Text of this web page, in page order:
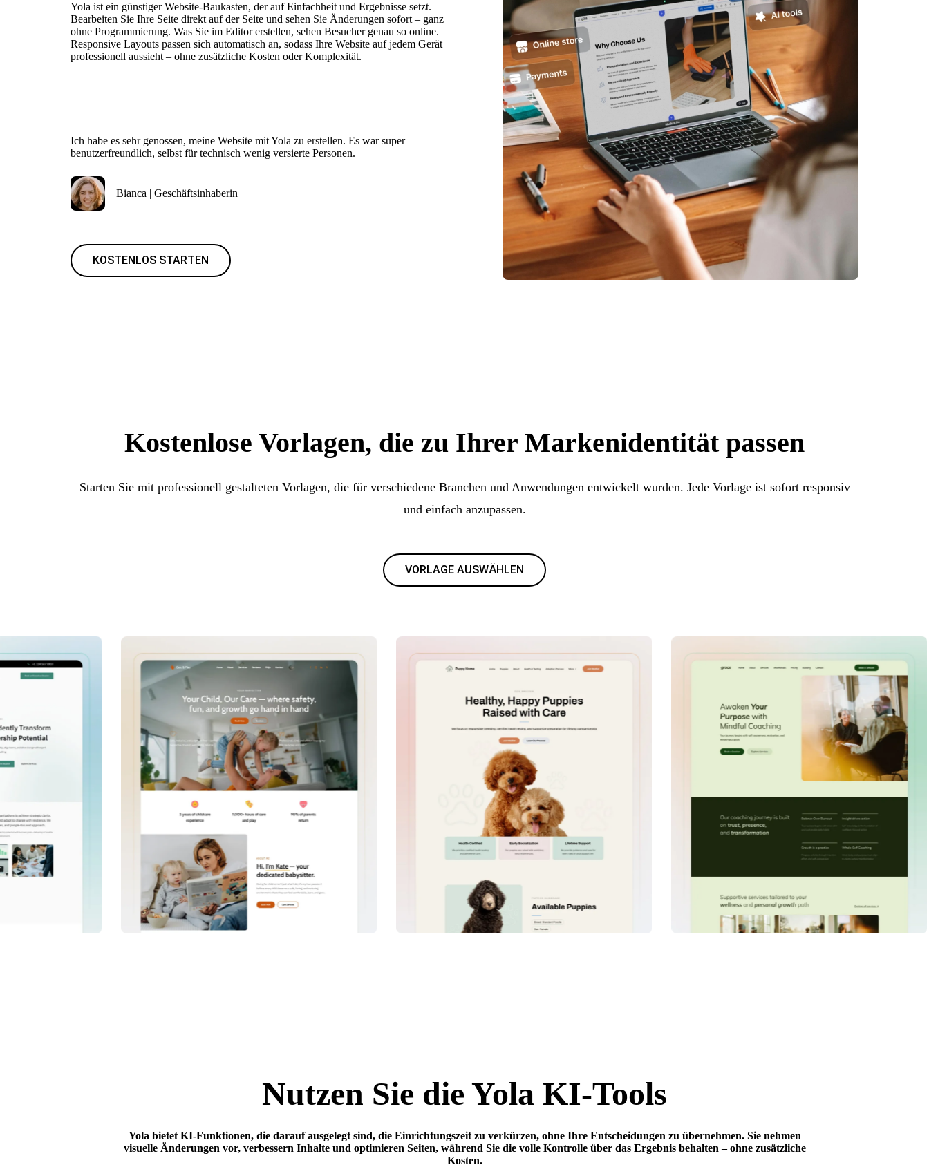
Yola ist ein günstiger Website-Baukasten, der auf Einfachheit und Ergebnisse setzt.
Bearbeiten Sie Ihre Seite direkt auf der Seite und sehen Sie Änderungen sofort – ganz
ohne Programmierung. Was Sie im Editor erstellen, sehen Besucher genau so online.
Responsive Layouts passen sich automatisch an, sodass Ihre Website auf jedem Gerät
professionell aussieht – ohne zusätzliche Kosten oder Komplexität.
Ich habe es sehr genossen, meine Website mit Yola zu erstellen. Es war super
benutzerfreundlich, selbst für technisch wenig versierte Personen.
Bianca | Geschäftsinhaberin
KOSTENLOS STARTEN
Kostenlose Vorlagen, die zu Ihrer Markenidentität passen
Starten Sie mit professionell gestalteten Vorlagen, die für verschiedene Branchen und Anwendungen entwickelt wurden. Jede Vorlage ist sofort responsiv
und einfach anzupassen.
VORLAGE AUSWÄHLEN
Nutzen Sie die Yola KI-Tools
Yola bietet KI-Funktionen, die darauf ausgelegt sind, die Einrichtungszeit zu verkürzen, ohne Ihre Entscheidungen zu übernehmen. Sie nehmen
visuelle Änderungen vor, verbessern Inhalte und optimieren Seiten, während Sie die volle Kontrolle über das Ergebnis behalten – ohne zusätzliche
Kosten.